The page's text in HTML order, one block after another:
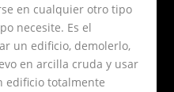
en cualquier otro tipo
necesite. Es el
un edificio, demolerlo,
en arcilla cruda y usar
edificio totalmente